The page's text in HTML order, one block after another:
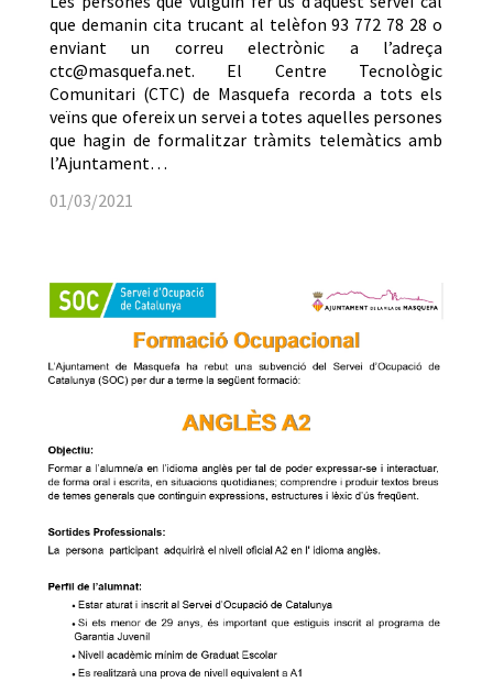
que demanin cita trucant al telèfon 93 772 78 28 o
enviant un correu electrònic a l’adreça
ctc@masquefa.net. El Centre Tecnològic
Comunitari (CTC) de Masquefa recorda a tots els
veïns que ofereix un servei a totes aquelles persones
que hagin de formalitzar tràmits telemàtics amb
l’Ajuntament…
01/03/2021